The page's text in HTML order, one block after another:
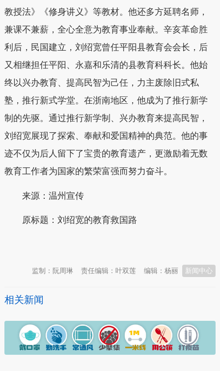
教授法》《修身讲义》等教材。他还多方延聘名师，
兼课不兼薪，全心全意为教育事业奉献。辛亥革命胜
利后，民国建立，刘绍宽曾任平阳县教育会会长，后
又相继担任平阳、永嘉和乐清的县教育科科长。他始
终以兴办教育、提高民智为己任，力主废除旧式私
塾，推行新式学堂。在浙南地区，他成为了推行新学
制的先驱。通过推行新学制、兴办教育来提高民智，
刘绍宽展现了探索、奉献和爱国精神的典范。他的事
迹不仅为后人留下了宝贵的教育遗产，更激励着无数
教育工作者为国家的繁荣富强而努力奋斗。
来源：温州宣传
原标题：刘绍宽的教育救国路
新闻中心
编辑：杨丽
责任编辑：叶双莲
监制：阮周琳
相关新闻